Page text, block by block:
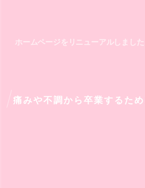
ホームページをリニューアルしました
痛みや不調から卒業するため